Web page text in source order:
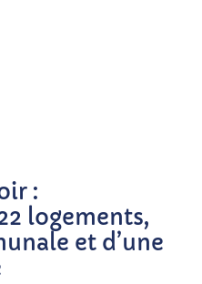
:
logements,
et d’une